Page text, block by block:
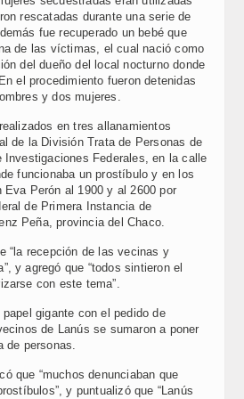
rescatadas durante una serie de
fue recuperado un bebé que
de las víctimas, el cual nació como
del dueño del local nocturno donde
el procedimiento fueron detenidas
y dos mujeres.
en tres allanamientos
de la División Trata de Personas de
Investigaciones Federales, en la calle
funcionaba un prostíbulo y en los
Perón al 1900 y al 2600 por
de Primera Instancia de
Peña, provincia del Chaco.
“la recepción de las vecinas y
y agregó que “todos sintieron el
con este tema”.
gigante con el pedido de
de Lanús se sumaron a poner
personas.
que “muchos denunciaban que
y puntualizó que “Lanús